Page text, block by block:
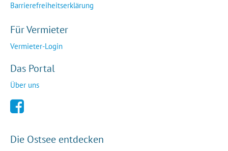
Barrierefreiheitserklärung
Für Vermieter
Vermieter-Login
Das Portal
Über uns
Die Ostsee entdecken